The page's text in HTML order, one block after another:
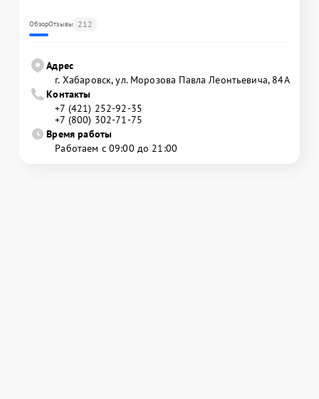
ОбзорОтзывы 212
Адрес
г. Хабаровск, ул. Морозова Павла Леонтьевича, 84А
Контакты
+7 (421) 252-92-35
+7 (800) 302-71-75
Время работы
Работаем с 09:00 до 21:00